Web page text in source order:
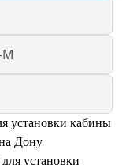
установки кабины
Дону
установки